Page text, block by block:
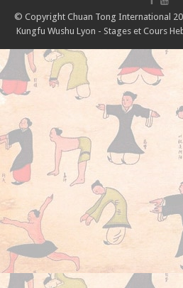
© Copyright Chuan Tong International
Kungfu Wushu Lyon - Stages et Cours